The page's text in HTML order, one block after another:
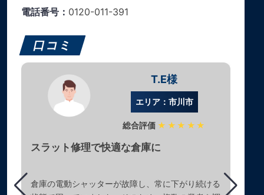
電話番号： 0120-011-391
口コミ
T.E様
エリア：市川市
総合評価 ★★★★★
スラット修理で快適な倉庫に
倉庫の電動シャッターが故障し、常に下がり続ける